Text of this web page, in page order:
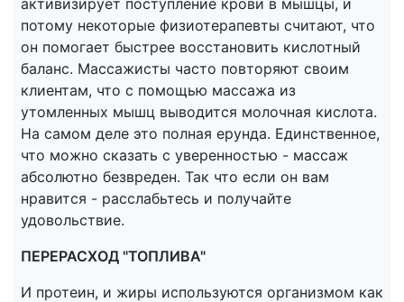
активизирует поступление крови в мышцы, и
потому некоторые физиотерапевты считают, что
он помогает быстрее восстановить кислотный
баланс. Массажисты часто повторяют своим
клиентам, что с помощью массажа из
утомленных мышц выводится молочная кислота.
На самом деле это полная ерунда. Единственное,
что можно сказать с уверенностью - массаж
абсолютно безвреден. Так что если он вам
нравится - расслабьтесь и получайте
удовольствие.
ПЕРЕРАСХОД "ТОПЛИВА"
И протеин, и жиры используются организмом как